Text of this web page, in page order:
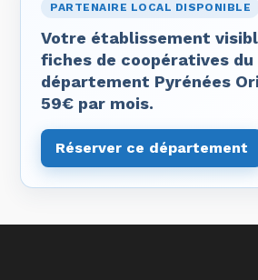
PARTENAIRE LOCAL DISPONIBLE
Votre établissement
fiches de coopératives du
département Pyrénées
59€ par mois.
Réserver ce département